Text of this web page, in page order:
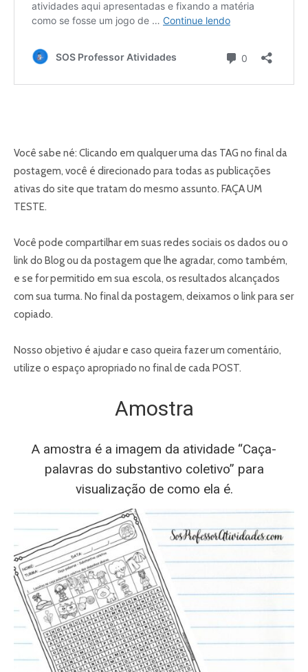
Você sabe né: Clicando em qualquer uma das TAG no final da
postagem, você é direcionado para todas as publicações
ativas do site que tratam do mesmo assunto. FAÇA UM
TESTE.
Você pode compartilhar em suas redes sociais os dados ou o
link do Blog ou da postagem que lhe agradar, como também,
e se for permitido em sua escola, os resultados alcançados
com sua turma. No final da postagem, deixamos o link para ser
copiado.
Nosso objetivo é ajudar e caso queira fazer um comentário,
utilize o espaço apropriado no final de cada POST.
Amostra
A amostra é a imagem da atividade “Caça-
palavras do substantivo coletivo” para
visualização de como ela é.